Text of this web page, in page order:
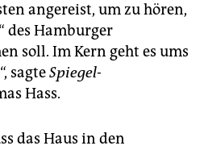
angereist, um zu hören,
des Hamburger
soll. Im Kern geht es ums
sagteSpiegel-
Hass.
das Haus in den